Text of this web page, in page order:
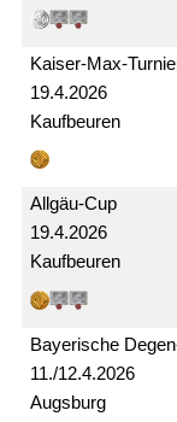
19.4.2026
Kaiser-Max-
Kaufbeuren
19.4.2026
Allgäu-Cup
Kaufbeuren
11./12.4.2026
Bayerische
Augsburg